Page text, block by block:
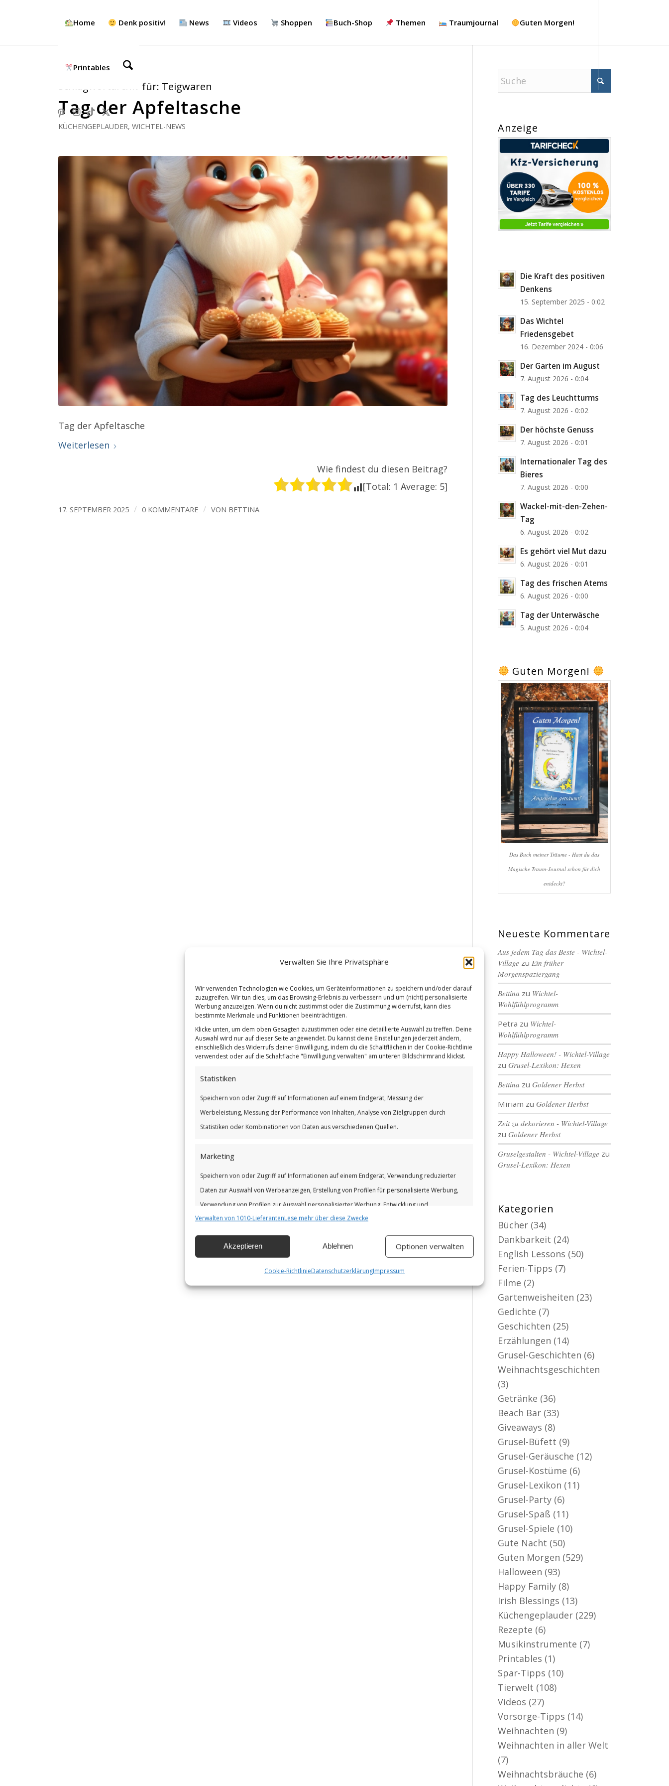
Verwalten Sie Ihre Privatsphäre
Wir verwenden Technologien wie Cookies, um Geräteinformationen zu speichern und/oder darauf
zuzugreifen. Wir tun dies, um das Browsing-Erlebnis zu verbessern und um (nicht) personalisierte
Werbung anzuzeigen. Wenn du nicht zustimmst oder die Zustimmung widerrufst, kann dies
bestimmte Merkmale und Funktionen beeinträchtigen.
Klicke unten, um dem oben Gesagten zuzustimmen oder eine detaillierte Auswahl zu treffen. Deine
Auswahl wird nur auf dieser Seite angewendet. Du kannst deine Einstellungen jederzeit ändern,
einschließlich des Widerrufs deiner Einwilligung, indem du die Schaltflächen in der Cookie-Richtlinie
verwendest oder auf die Schaltfläche "Einwilligung verwalten" am unteren Bildschirmrand klickst.
Statistiken
Speichern von oder Zugriff auf Informationen auf einem Endgerät, Messung der
Werbeleistung, Messung der Performance von Inhalten, Analyse von Zielgruppen durch
Statistiken oder Kombinationen von Daten aus verschiedenen Quellen.
Marketing
Speichern von oder Zugriff auf Informationen auf einem Endgerät, Verwendung reduzierter
Daten zur Auswahl von Werbeanzeigen, Erstellung von Profilen für personalisierte Werbung,
Verwendung von Profilen zur Auswahl personalisierter Werbung, Entwicklung und
Verbesserung der Angebote.
Eigenschaften Immer aktiv
Abgleichung und Kombination von Daten aus unterschiedlichen Quellen,
Verwalten von 1010-LieferantenLese mehr über diese Zwecke
Akzeptieren Ablehnen Optionen verwalten
Cookie-RichtlinieDatenschutzerklärungImpressum
Home Denk positiv! News Videos Shoppen Buch-Shop Themen Traumjournal Guten Morgen!
Printables
Schlagwortarchiv für: Teigwaren
Tag der Apfeltasche
KÜCHENGEPLAUDER,WICHTEL-NEWS
Tag der Apfeltasche
Weiterlesen
Wie findest du diesen Beitrag?
[Total: 1 Average: 5]
17. SEPTEMBER 2025 / 0 KOMMENTARE / VON BETTINA
Anzeige
Die Kraft des positiven
Denkens
15. September 2025 - 0:02
Das Wichtel
Friedensgebet
16. Dezember 2024 - 0:06
Der Garten im August
7. August 2026 - 0:04
Tag des Leuchtturms
7. August 2026 - 0:02
Der höchste Genuss
7. August 2026 - 0:01
Internationaler Tag des
Bieres
7. August 2026 - 0:00
Wackel-mit-den-Zehen-
Tag
6. August 2026 - 0:02
Es gehört viel Mut dazu
6. August 2026 - 0:01
Tag des frischen Atems
6. August 2026 - 0:00
Tag der Unterwäsche
5. August 2026 - 0:04
Guten Morgen!
Das Buch meiner Träume - Hast du das
Magische Traum-Journal schon für dich
entdeckt?
Neueste Kommentare
Aus jedem Tag das Beste - Wichtel-
Village zuEin früher
Morgenspaziergang
Bettina zu Wichtel-
Wohlfühlprogramm
Petra zu Wichtel-
Wohlfühlprogramm
Happy Halloween! - Wichtel-Village
zuGrusel-Lexikon: Hexen
Bettina zuGoldener Herbst
Miriam zuGoldener Herbst
Zeit zu dekorieren - Wichtel-Village
zuGoldener Herbst
Gruselgestalten - Wichtel-Village zu
Grusel-Lexikon: Hexen
Kategorien
Bücher (34)
Dankbarkeit (24)
English Lessons (50)
Ferien-Tipps (7)
Filme (2)
Gartenweisheiten (23)
Gedichte (7)
Geschichten (25)
Erzählungen (14)
Grusel-Geschichten (6)
Weihnachtsgeschichten
(3)
Getränke (36)
Beach Bar (33)
Giveaways (8)
Grusel-Büfett (9)
Grusel-Geräusche (12)
Grusel-Kostüme (6)
Grusel-Lexikon (11)
Grusel-Party (6)
Grusel-Spaß (11)
Grusel-Spiele (10)
Gute Nacht (50)
Guten Morgen (529)
Halloween (93)
Happy Family (8)
Irish Blessings (13)
Küchengeplauder (229)
Rezepte (6)
Musikinstrumente (7)
Printables (1)
Spar-Tipps (10)
Tierwelt (108)
Videos (27)
Vorsorge-Tipps (14)
Weihnachten (9)
Weihnachten in aller Welt
(7)
Weihnachtsbräuche (6)